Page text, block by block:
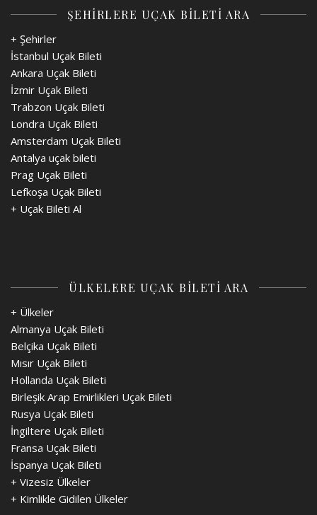
ŞEHİRLERE UÇAK BİLETİ ARA
+ Şehirler
İstanbul Uçak Bileti
Ankara Uçak Bileti
İzmir Uçak Bileti
Trabzon Uçak Bileti
Londra Uçak Bileti
Amsterdam Uçak Bileti
Antalya uçak bileti
Prag Uçak Bileti
Lefkoşa Uçak Bileti
+ Uçak Bileti Al
ÜLKELERE UÇAK BİLETİ ARA
+ Ülkeler
Almanya Uçak Bileti
Belçika Uçak Bileti
Mısır Uçak Bileti
Hollanda Uçak Bileti
Birleşik Arap Emirlikleri Uçak Bileti
Rusya Uçak Bileti
İngiltere Uçak Bileti
Fransa Uçak Bileti
İspanya Uçak Bileti
+ Vizesiz Ülkeler
+ Kimlikle Gidilen Ülkeler